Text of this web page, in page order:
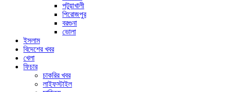
পটুয়াখালী
পিরোজপুর
বরগুনা
ভোলা
ইসলাম
বিদেশের খবর
খেলা
ফিচার
চাকরির খবর
লাইফস্টাইল